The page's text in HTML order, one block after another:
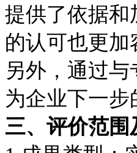
提供了依据和
的认可也更
另外，通过
为企业下一
三、评价范围